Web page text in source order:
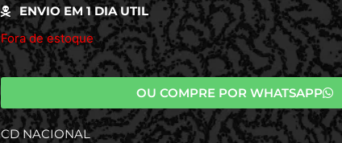
ENVIO EM 1 DIA UTIL
Fora de estoque
OU COMPRE POR WHATSAPP
CD NACIONAL